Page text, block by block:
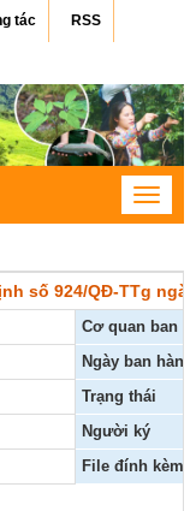
tác RSS
Toggle
số 924/QĐ-TTg
Cơ quan ban
Ngày ban hành
Trạng thái
Người ký
File đính kèm